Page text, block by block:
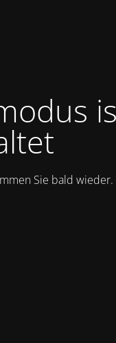
Sie bald wieder.